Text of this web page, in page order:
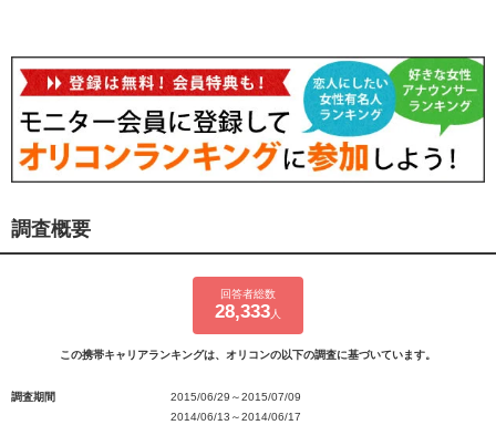
調査概要
回答者総数
28,333 人
この携帯キャリアランキングは、オリコンの以下の調査に基づいています。
調査期間
2015/06/29～2015/07/09
2014/06/13～2014/06/17